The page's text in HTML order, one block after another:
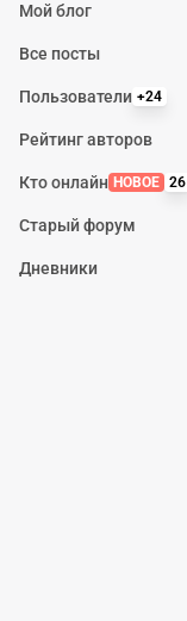
Мой блог
Все посты
Пользователи +24
Рейтинг авторов
Кто онлайн НОВОЕ 26
Старый форум
Дневники